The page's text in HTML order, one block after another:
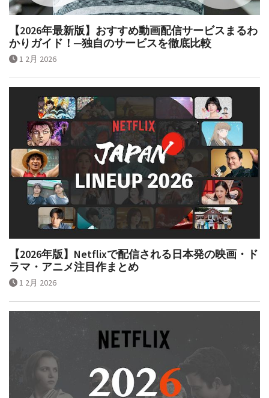
【2026年最新版】おすすめ動画配信サービスまるわ
かりガイド！─独自のサービスを徹底比較
1 2月 2026
【2026年版】Netflixで配信される日本発の映画・ド
ラマ・アニメ注目作まとめ
1 2月 2026